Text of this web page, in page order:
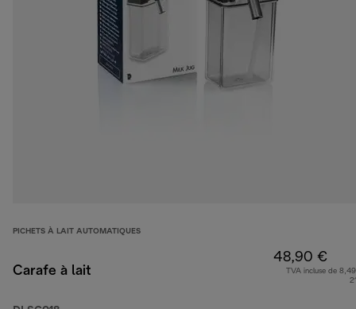
PICHETS À LAIT AUTOMATIQUES
Carafe à lait
48,90 €
TVA incluse de